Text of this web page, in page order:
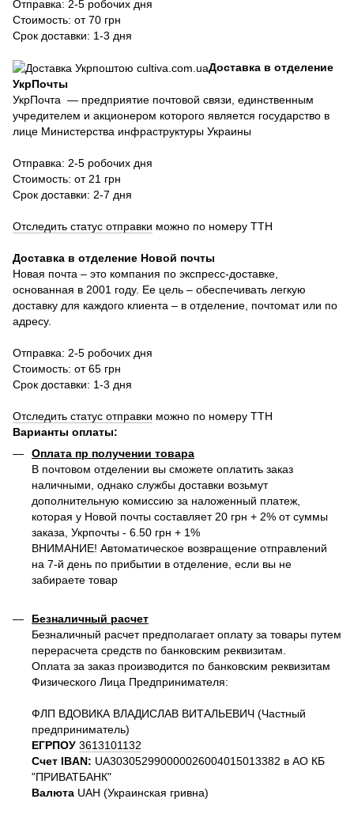
Отправка: 2-5 робочих дня
Стоимость: от 70 грн
Срок доставки: 1-3 дня
Доставка в отделение
УкрПочты
УкрПочта — предприятие почтовой связи, единственным
учредителем и акционером которого является государство в
лице Министерства инфраструктуры Украины
Отправка: 2-5 робочих дня
Стоимость: от 21 грн
Срок доставки: 2-7 дня
Отследить статус отправки можно по номеру ТТН
Доставка в отделение Новой почты
Новая почта – это компания по экспресс-доставке,
основанная в 2001 году. Ее цель – обеспечивать легкую
доставку для каждого клиента – в отделение, почтомат или по
адресу.
Отправка: 2-5 робочих дня
Стоимость: от 65 грн
Срок доставки: 1-3 дня
Отследить статус отправки можно по номеру ТТН
Варианты оплаты:
Оплата пр получении товара
В почтовом отделении вы сможете оплатить заказ
наличными, однако службы доставки возьмут
дополнительную комиссию за наложенный платеж,
которая у Новой почты составляет 20 грн + 2% от суммы
заказа, Укрпочты - 6.50 грн + 1%
ВНИМАНИЕ! Автоматическое возвращение отправлений
на 7-й день по прибытии в отделение, если вы не
забираете товар
Безналичный расчет
Безналичный расчет предполагает оплату за товары путем
перерасчета средств по банковским реквизитам.
Оплата за заказ производится по банковским реквизитам
Физического Лица Предпринимателя:
ФЛП ВДОВИКА ВЛАДИСЛАВ ВИТАЛЬЕВИЧ (Частный
предприниматель)
ЕГРПОУ 3613101132
Счет IBAN: UA303052990000026004015013382 в АО КБ
"ПРИВАТБАНК"
Валюта UAH (Украинская гривна)